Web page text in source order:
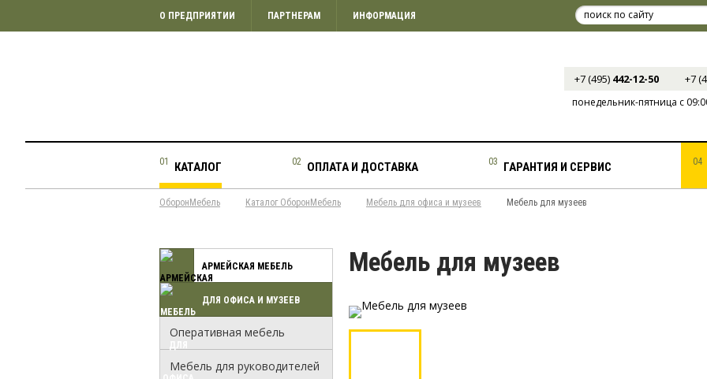
О ПРЕДПРИЯТИИ ПАРТНЕРАМ ИНФОРМАЦИЯ
+7 (495) 442-12-50 +7
понедельник-пятница с
КАТАЛОГ ОПЛАТА И ДОСТАВКА ГАРАНТИЯ И СЕРВИС
ОборонМебель Каталог ОборонМебель Мебель для офиса и музеев Мебель для музеев
АРМЕЙСКАЯ МЕБЕЛЬ
ДЛЯ ОФИСА И МУЗЕЕВ
Оперативная мебель
Мебель для руководителей
Мебель для музеев